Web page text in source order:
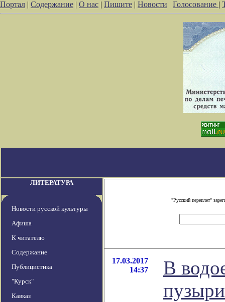
Портал | Содержание | О нас | Пишите | Новости | Голосование |
ЛИТЕРАТУРА
Новости русской культуры
Афиша
К читателю
Содержание
Публицистика
"Курск"
Кавказ
"Русский переплет"
17.03.2017
14:37
В
пузыри